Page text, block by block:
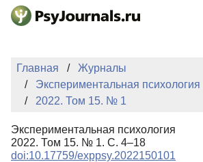
Перейти к основному содержанию
НОВОСТИ
КЛЮЧЕВЫЕ СЛОВА
Регистрация
Главная
Журналы
Экспериментальная психология
2022. Том 15. № 1
Экспериментальная психология
2022. Том 15. № 1. С. 4–18
doi:10.17759/exppsy.2022150101